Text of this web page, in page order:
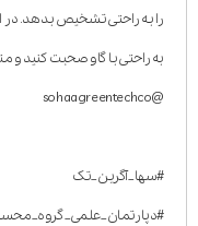
را به راحتی تشخیص بدهد. در
به راحتی با گاو صحبت کنید و
@sohaagreentechco
#سها_آگرین_تک